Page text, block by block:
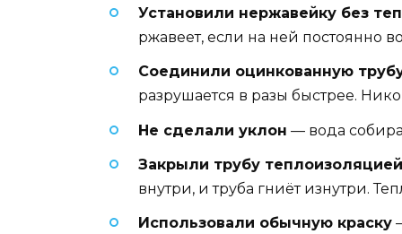
Установили нержавейку без
ржавеет, если на ней постоянно
Соединили оцинкованную
разрушается в разы быстрее.
Не сделали уклон — вода
Закрыли трубу
внутри, и труба гниёт изнутри.
Использовали обычную краску